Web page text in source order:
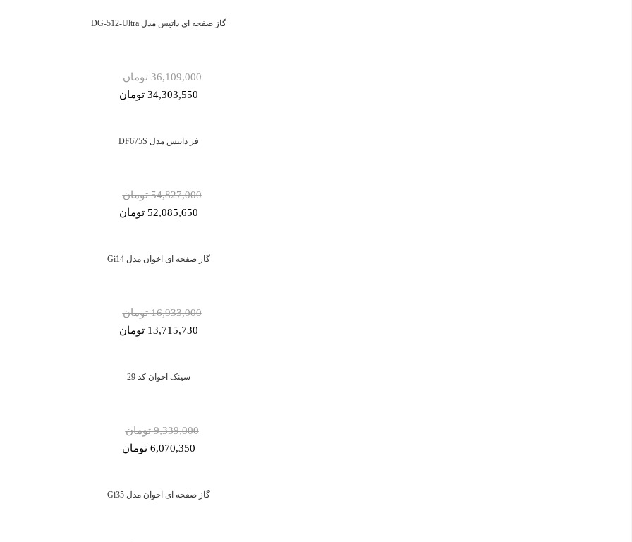
گاز صفحه ای داتیس مدل DG-512-Ultra
36,109,000 تومان
34,303,550 تومان
فر داتیس مدل DF675S
54,827,000 تومان
52,085,650 تومان
گاز صفحه ای اخوان مدل Gi14
16,933,000 تومان
13,715,730 تومان
سینک اخوان کد 29
9,339,000 تومان
6,070,350 تومان
گاز صفحه ای اخوان مدل Gi35